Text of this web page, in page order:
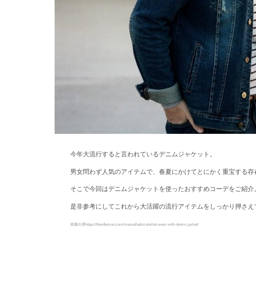
今年大流行すると言われているデニムジャケット。
男女問わず人気のアイテムで、春夏にかけてとにかく重宝する存
そこで今回はデニムジャケットを使ったおすすめコーデをご紹介
是非参考にしてこれから大活躍の流行アイテムをしっかり押さえ
画像出典https://theidleman.com/manual/advice/what-wear-with-denim-jacket/